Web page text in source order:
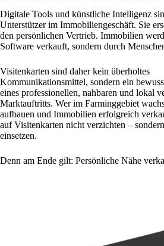
Digitale Tools und künstliche Intelligenz
Unterstützer im Immobiliengeschäft. Sie
den persönlichen Vertrieb. Immobilien
Software verkauft, sondern durch
Visitenkarten sind daher kein überholtes
Kommunikationsmittel, sondern ein
eines professionellen, nahbaren und lokal
Marktauftritts. Wer im Farminggebiet
aufbauen und Immobilien erfolgreich
auf Visitenkarten nicht verzichten –
einsetzen.
Denn am Ende gilt: Persönliche Nähe